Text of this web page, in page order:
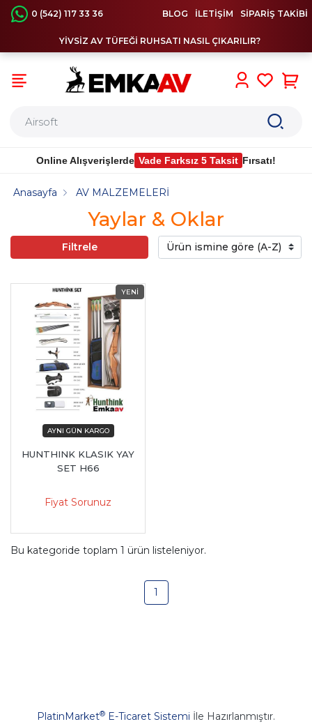
0 (542) 117 33 36 BLOG İLETİŞİM SİPARİŞ TAKİBİ
YİVSİZ AV TÜFEĞİ RUHSATI NASIL ÇIKARILIR?
Online Alışverişlerde Vade Farksız 5 Taksit Fırsatı!
Yaylar & Oklar
Anasayfa AV MALZEMELERİ
Filtrele
HUNTHINK KLASIK YAY
SET H66
Fiyat Sorunuz
Bu kategoride toplam 1 ürün listeleniyor.
1
PlatinMarket® E-Ticaret Sistemi İle Hazırlanmıştır.